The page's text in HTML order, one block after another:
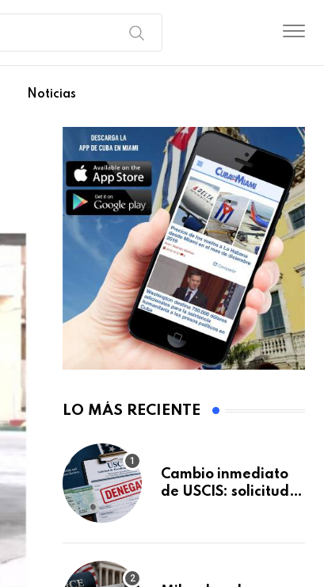
Noticias
LO MÁS RECIENTE
Cambio inmediato
de USCIS: solicitudes
sin previo aviso